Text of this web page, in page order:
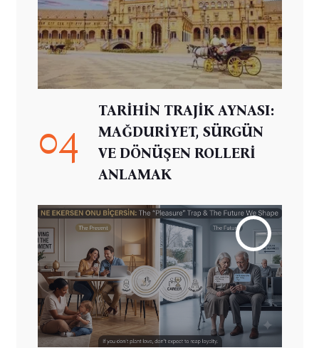
04
TARİHİN TRAJİK AYNASI:
MAĞDURİYET, SÜRGÜN
VE DÖNÜŞEN ROLLERİ
ANLAMAK